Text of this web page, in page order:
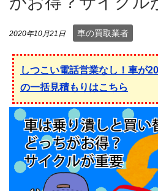
2020年10月21日 車の買取業者
しつこい電話営業なし！車が
の一括見積もりはこちら